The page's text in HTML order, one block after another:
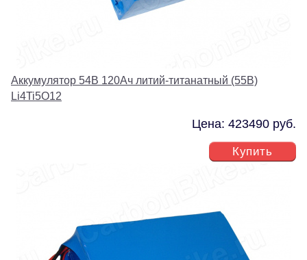
Аккумулятор 54В 120Ач литий-титанатный (55В)
Li4Ti5O12
Цена: 423490 руб.
Купить